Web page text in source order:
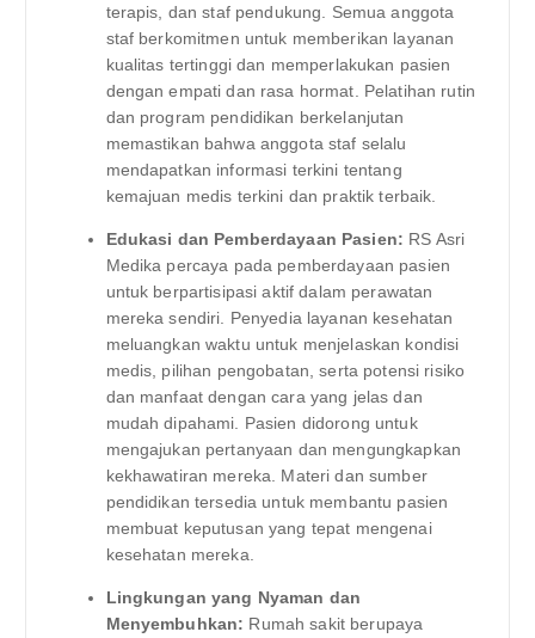
terapis, dan staf pendukung. Semua anggota
staf berkomitmen untuk memberikan layanan
kualitas tertinggi dan memperlakukan pasien
dengan empati dan rasa hormat. Pelatihan rutin
dan program pendidikan berkelanjutan
memastikan bahwa anggota staf selalu
mendapatkan informasi terkini tentang
kemajuan medis terkini dan praktik terbaik.
Edukasi dan Pemberdayaan Pasien: RS Asri
Medika percaya pada pemberdayaan pasien
untuk berpartisipasi aktif dalam perawatan
mereka sendiri. Penyedia layanan kesehatan
meluangkan waktu untuk menjelaskan kondisi
medis, pilihan pengobatan, serta potensi risiko
dan manfaat dengan cara yang jelas dan
mudah dipahami. Pasien didorong untuk
mengajukan pertanyaan dan mengungkapkan
kekhawatiran mereka. Materi dan sumber
pendidikan tersedia untuk membantu pasien
membuat keputusan yang tepat mengenai
kesehatan mereka.
Lingkungan yang Nyaman dan
Menyembuhkan: Rumah sakit berupaya